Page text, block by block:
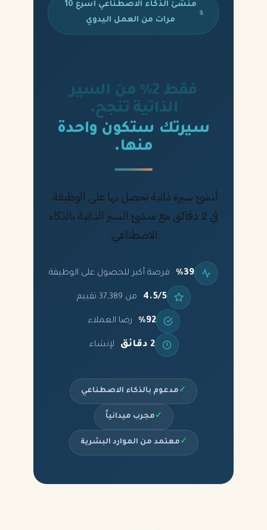
منشئ الذكاء الاصطناعي أسرع 10
مرات من العمل اليدوي
فقط 2% من السير
الذاتية تنجح.
سيرتك ستكون واحدة
منها.
أنشئ سيرة ذاتية تحصل بها على الوظيفة.
في 2 دقائق مع منشئ السير الذاتية بالذكاء
الاصطناعي.
%39 فرصة أكبر للحصول على الوظيفة
4.5/5 من 37,389 تقييم
%92 رضا العملاء
2 دقائق لإنشاء
✓ مدعوم بالذكاء الاصطناعي
✓ مجرب ميدانياً
✓ معتمد من الموارد البشرية